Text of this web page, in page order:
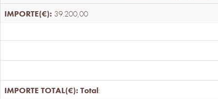
39.200,00
Total: